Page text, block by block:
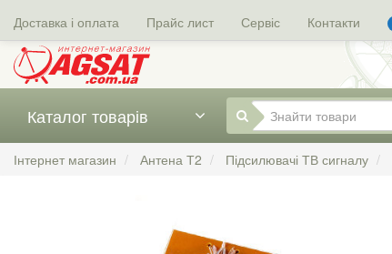
Доставка і оплата Прайс лист Сервіс Контакти
Каталог товарів
Інтернет магазин Антена Т2 Підсилювачі ТВ сигналу